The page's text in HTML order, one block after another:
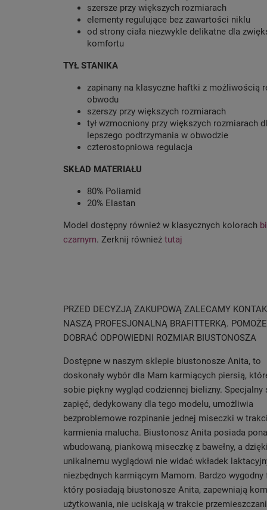
szersze przy większych rozmiarach
elementy regulujące bez zawartości niklu
od strony ciała niezwykle delikatne dla
komfortu
TYŁ STANIKA
zapinany na klasyczne haftki z możliwością
obwodu
szerszy przy większych rozmiarach
tył wzmocniony przy większych rozmiarach
lepszego podtrzymania w obwodzie
czterostopniowa regulacja
SKŁAD MATERIAŁU
80% Poliamid
20% Elastan
Model dostępny również w klasycznych kolorach
czarnym. Zerknij również tutaj
PRZED DECYZJĄ ZAKUPOWĄ ZALECAMY
NASZĄ PROFESJONALNĄ BRAFITTERKĄ.
DOBRAĆ ODPOWIEDNI ROZMIAR BIUSTONOSZA
Dostępne w naszym sklepie biustonosze Anita, to
doskonały wybór dla Mam karmiących piersią,
sobie piękny wygląd codziennej bielizny. Specjalny
zapięć, dedykowany dla tego modelu, umożliwia
bezproblemowe rozpinanie jednej miseczki w
karmienia malucha. Biustonosz Anita posiada
wbudowaną, piankową miseczkę z bawełny, a
unikalnemu wyglądowi nie widać wkładek
niezbędnych karmiącym Mamom. Bardzo wygodny
który posiadają biustonosze Anita, zapewniają
użytkowania, nie uciskają w trakcie